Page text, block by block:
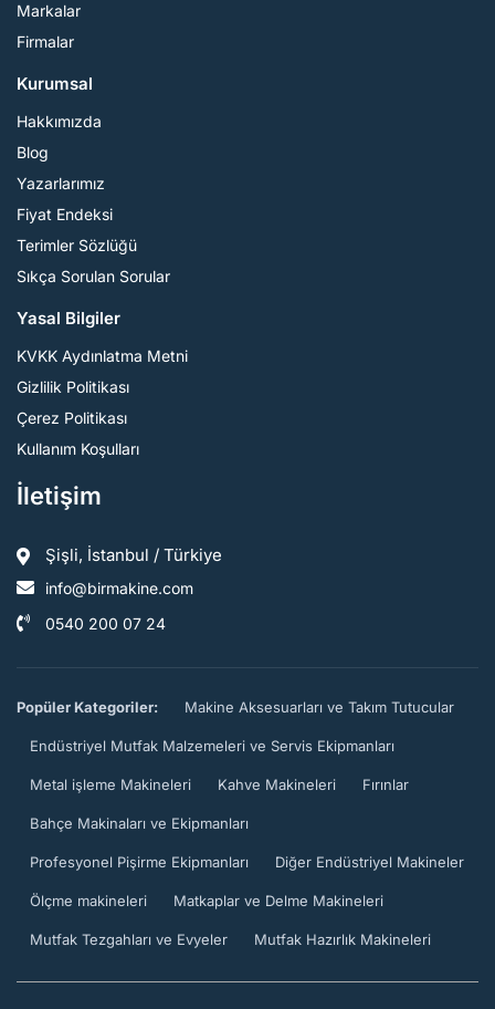
Markalar
Firmalar
Kurumsal
Hakkımızda
Blog
Yazarlarımız
Fiyat Endeksi
Terimler Sözlüğü
Sıkça Sorulan Sorular
Yasal Bilgiler
KVKK Aydınlatma Metni
Gizlilik Politikası
Çerez Politikası
Kullanım Koşulları
İletişim
Şişli, İstanbul / Türkiye
info@birmakine.com
0540 200 07 24
Popüler Kategoriler: Makine Aksesuarları ve Takım Tutucular
Endüstriyel Mutfak Malzemeleri ve Servis Ekipmanları
Metal işleme Makineleri Kahve Makineleri Fırınlar
Bahçe Makinaları ve Ekipmanları
Profesyonel Pişirme Ekipmanları Diğer Endüstriyel Makineler
Ölçme makineleri Matkaplar ve Delme Makineleri
Mutfak Tezgahları ve Evyeler Mutfak Hazırlık Makineleri